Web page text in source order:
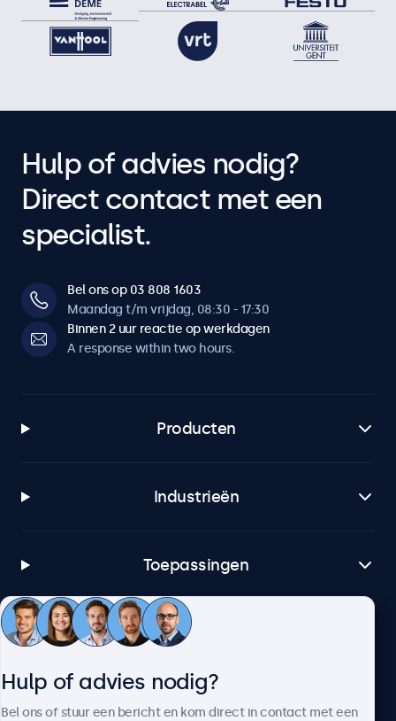
Hulp of advies nodig?
Direct contact met een
specialist.
Bel ons op 03 808 1603
Maandag t/m vrijdag, 08:30 - 17:30
Binnen 2 uur reactie op werkdagen
A response within two hours.
Producten
Industrieën
Toepassingen
Klantenservice
Hulp of advies nodig?
Bel ons of stuur een bericht en kom direct in contact met een